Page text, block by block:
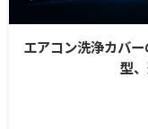
エアコン洗浄カバ
型